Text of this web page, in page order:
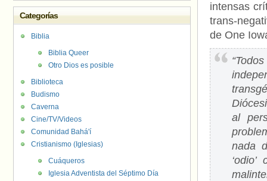
intensas
trans-
de One
al
nada
Categorías
Biblia
Biblia Queer
Otro Dios es posible
Biblioteca
Budismo
Caverna
Cine/TV/Videos
Comunidad Bahá'í
Cristianismo (Iglesias)
Cuáqueros
Iglesia Adventista del Séptimo Día